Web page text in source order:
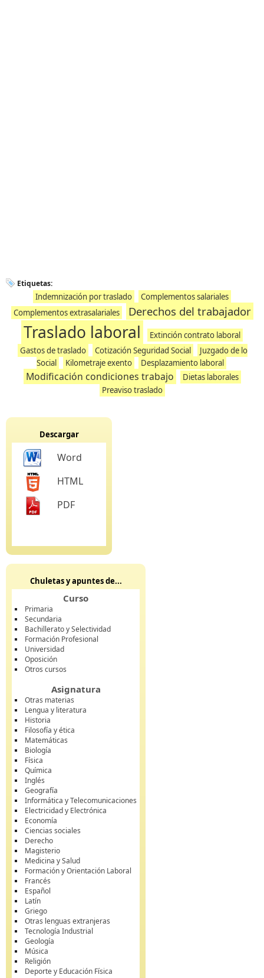
Etiquetas:
Indemnización por traslado
Complementos salariales
Complementos extrasalariales
Derechos del trabajador
Traslado laboral
Extinción contrato laboral
Gastos de traslado
Cotización Seguridad Social
Juzgado de lo
Social
Kilometraje exento Desplazamiento laboral
Modificación condiciones trabajo
Dietas laborales
Preaviso traslado
Descargar
Word
HTML
PDF
Chuletas y apuntes de...
Curso
Primaria
Secundaria
Bachillerato y Selectividad
Formación Profesional
Universidad
Oposición
Otros cursos
Asignatura
Otras materias
Lengua y literatura
Historia
Filosofía y ética
Matemáticas
Biología
Física
Química
Inglés
Geografía
Informática y Telecomunicaciones
Electricidad y Electrónica
Economía
Ciencias sociales
Derecho
Magisterio
Medicina y Salud
Formación y Orientación Laboral
Francés
Español
Latín
Griego
Otras lenguas extranjeras
Tecnología Industrial
Geología
Música
Religión
Deporte y Educación Física